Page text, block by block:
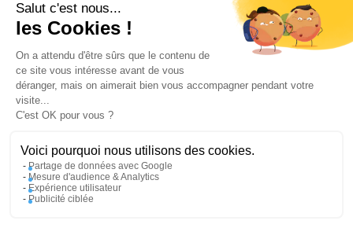
Salut c'est nous...
les Cookies !
On a attendu d'être sûrs que le contenu de
ce site vous intéresse avant de vous
déranger, mais on aimerait bien vous accompagner pendant votre
visite...
C'est OK pour vous ?
Voici pourquoi nous utilisons des cookies.
Partage de données avec Google
Mesure d'audience & Analytics
Expérience utilisateur
Publicité ciblée
CONTACT
02 51 52 26 57
contacts@franssen-loisirs.fr
NOS MARQUES PARTENAIRES
Altago
Multi-Mover
PROFITEZ DE -5 %
vous abonnant à notre newsletter !